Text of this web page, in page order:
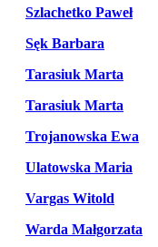
Szlachetko Paweł
Sęk Barbara
Tarasiuk Marta
Tarasiuk Marta
Trojanowska Ewa
Ulatowska Maria
Vargas Witold
Warda Małgorzata